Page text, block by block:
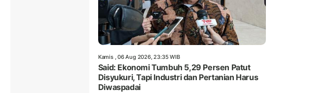
Kamis , 06 Aug 2026, 23:35 WIB
Said: Ekonomi Tumbuh 5,29 Persen Patut
Disyukuri, Tapi Industri dan Pertanian Harus
Diwaspadai